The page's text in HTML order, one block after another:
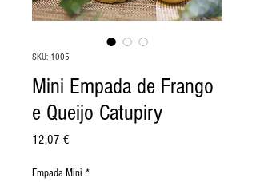
SKU: 1005
Mini Empada de Frango
e Queijo Catupiry
12,07 €Preço
Empada Mini *